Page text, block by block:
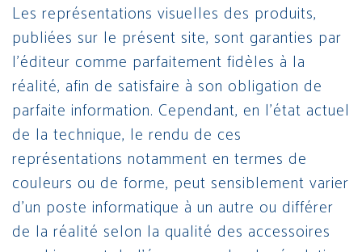
Les représentations visuelles des produits,
publiées sur le présent site, sont garanties par
l’éditeur comme parfaitement fidèles à la
réalité, afin de satisfaire à son obligation de
parfaite information. Cependant, en l’état actuel
de la technique, le rendu de ces
représentations notamment en termes de
couleurs ou de forme, peut sensiblement varier
d’un poste informatique à un autre ou différer
de la réalité selon la qualité des accessoires